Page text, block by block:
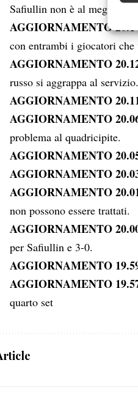
Safiullin non è al meglio
AGGIORNAMENTO
con entrambi i giocatori
AGGIORNAMENTO
russo si aggrappa al servizio.
AGGIORNAMENTO
AGGIORNAMENTO
problema al quadricipite.
AGGIORNAMENTO
AGGIORNAMENTO
AGGIORNAMENTO
non possono essere trattati.
AGGIORNAMENTO
per Safiullin e 3-0.
AGGIORNAMENTO
AGGIORNAMENTO
quarto set